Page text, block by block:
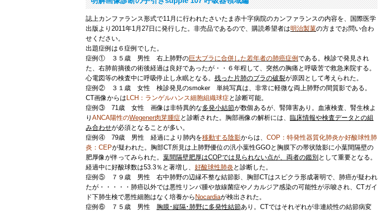
誌上カンファランス形式で11月に行われたさいたま赤十字病院のカンファランスの内容を、国際医学
出版より2011年1月27日に発行した。非売品であるので、購読希望者は明治製菓の方までお問い合わ
せください。
出題症例は６症例でした。
症例① ３５歳 男性 右上肺野の巨大ブラに合併した若年者の肺癌症例 である。検診で発見され
た、右肺前摘後の術後経過は良好であったが・・６年程して、突然の胸痛と呼吸苦で救急来院する。
心電図等の検査中に呼吸停止し永眠となる。 残った片肺のブラの破裂が原因として考えられた。
症例② ３１歳 女性 検診発見のsmoker 単純写真は、非常に軽微な両上肺野の間質影である。
CT画像からは LCH：ランゲルハンス細胞組織球症 と診断可能。
症例③ 71歳 女性 画像は非特異的な多発小結節が数個あるが、腎障害あり。血液検査、腎生検よ
り ANCA陽性のWegener肉芽腫症 と診断された。胸部画像の解析には、 臨床情報や検査データとの組
み合わせが必須となることが多い。
症例④ 79歳 男性 経過により肺内を移動する陰影からは、 COP：特発性器質化肺炎か好酸球性肺
炎：CEPが疑われた。胸部CT所見は上肺野優位の汎小葉性GGOと胸膜下の帯状陰影に小葉間隔壁の
肥厚像が伴ってみられた。 葉間隔壁肥厚はCOPでは見られない点が、両者の鑑別 として重要となる。
経過中に好酸球数は53.3％と著増し、 好酸球性肺炎 と診断した。
症例⑤ ７９歳 男性 右中肺野の辺縁不整な結節影、胸部CTはスピクラ形成著明で、肺癌が疑われ
たが・・・・・肺癌以外では悪性リンパ腫や放線菌症やノカルジア感染の可能性が示唆され、CTガイ
ド下肺生検で悪性細胞はなく培養から Nocardiaが検出された。
症例⑥ ７５歳 男性 胸膜･縦隔･肺野に多発性結節あり。CTではそれぞれが非連続性の結節病変